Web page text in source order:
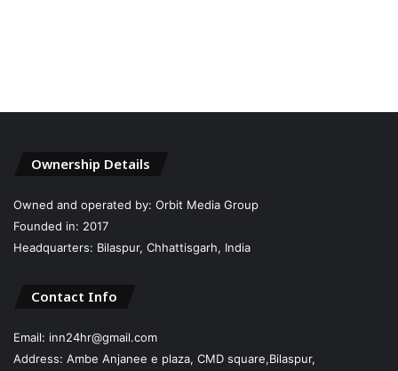
Ownership Details
Owned and operated by: Orbit Media Group
Founded in: 2017
Headquarters: Bilaspur, Chhattisgarh, India
Contact Info
Email: inn24hr@gmail.com
Address: Ambe Anjanee e plaza, CMD square,Bilaspur,